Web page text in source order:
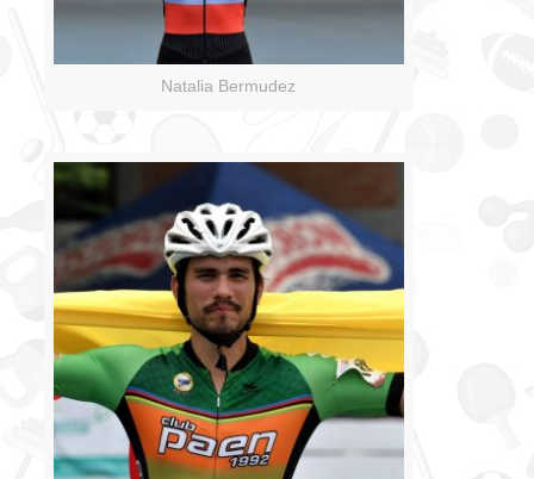
Natalia Bermudez